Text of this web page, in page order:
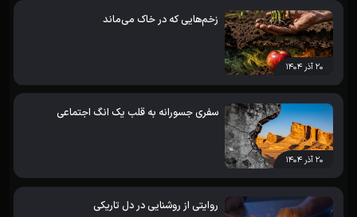
۲۰ آذر ۱۴۰۴
زخم‌هایی که در خاک می‌ماند
۲۰ آذر ۱۴۰۴
سفری جسورانه به قلب یک انگ اجتماعی
روایتی از روشنایی در دل تاریکی